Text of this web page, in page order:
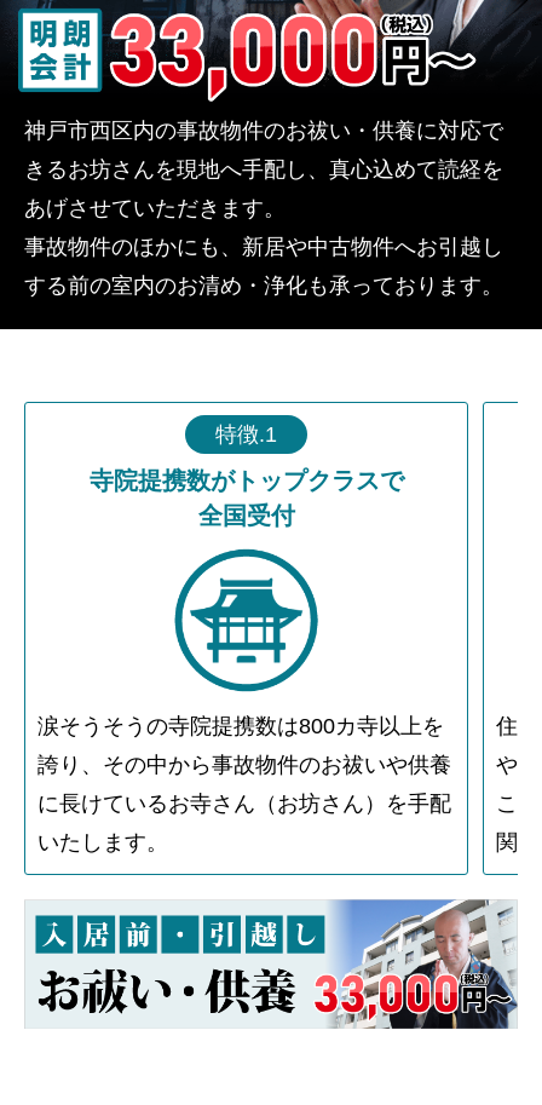
神戸市西区内の事故物件のお祓い・供養に対応で
きるお坊さんを現地へ手配し、真心込めて読経を
あげさせていただきます。
事故物件のほかにも、新居や中古物件へお引越し
する前の室内のお清め・浄化も承っております。
特徴.1
寺院提携数がトップクラスで
全国受付
涙そうそうの寺院提携数は800カ寺以上を
誇り、その中から事故物件のお祓いや供養
に長けているお寺さん（お坊さん）を手配
いたします。
住
や
こ
関